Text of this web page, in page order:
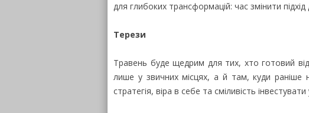
для глибоких трансформацій: час змінити
Терези
Травень буде щедрим для тих, хто готовий
лише у звичних місцях, а й там, куди раніше
стратегія, віра в себе та сміливість